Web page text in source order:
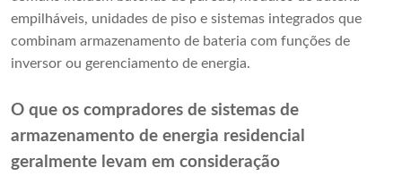
empilháveis, unidades de piso e sistemas integrados que
combinam armazenamento de bateria com funções de
inversor ou gerenciamento de energia.
O que os compradores de sistemas de
armazenamento de energia residencial
geralmente levam em consideração